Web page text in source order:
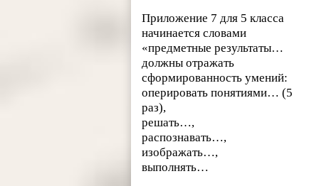
Приложение 7 для 5 класса
начинается словами
«предметные результаты…
должны отражать
сформированность умений:
оперировать понятиями… (5
раз),
решать…,
распознавать…,
изображать…,
выполнять…